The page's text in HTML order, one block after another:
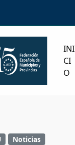
INI
CI
O
Noticias